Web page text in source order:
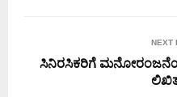
NEXT
ಸಿನಿರಸಿಕರಿಗೆ ಮನೋರಂಜನೆಯ